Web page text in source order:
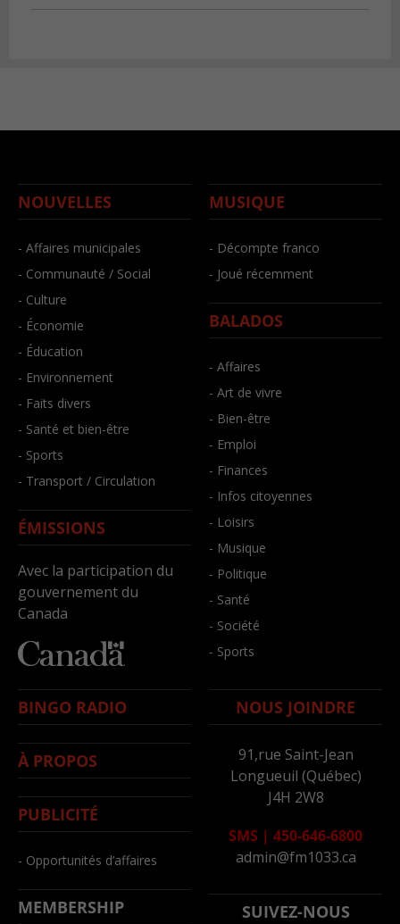
NOUVELLES
- Affaires municipales
- Communauté / Social
- Culture
- Économie
- Éducation
- Environnement
- Faits divers
- Santé et bien-être
- Sports
- Transport / Circulation
ÉMISSIONS
Avec la participation du
gouvernement du
Canada
MUSIQUE
- Décompte franco
- Joué récemment
BALADOS
- Affaires
- Art de vivre
- Bien-être
- Emploi
- Finances
- Infos citoyennes
- Loisirs
- Musique
- Politique
- Santé
- Société
- Sports
BINGO RADIO
À PROPOS
PUBLICITÉ
- Opportunités d’affaires
MEMBERSHIP
NOUS JOINDRE
91,rue Saint-Jean
Longueuil (Québec)
J4H 2W8
SMS | 450-646-6800
admin@fm1033.ca
SUIVEZ-NOUS